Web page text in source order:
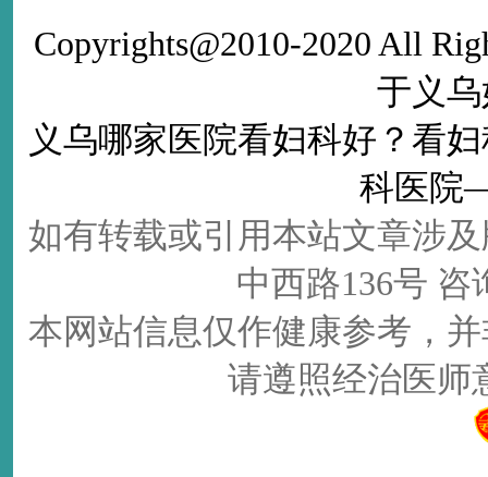
Copyrights@2010-2020 All
于义乌
义乌哪家医院看妇科好 ？看
科医院
如有转载或引用本站文章涉
中西路136号 咨
本网站信息仅作健康参考，
请遵照经治医师